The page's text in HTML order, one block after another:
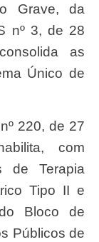
Grave, da
nº 3, de 28
as
Único de
com
de Terapia
Tipo II e
Bloco de
Públicos de